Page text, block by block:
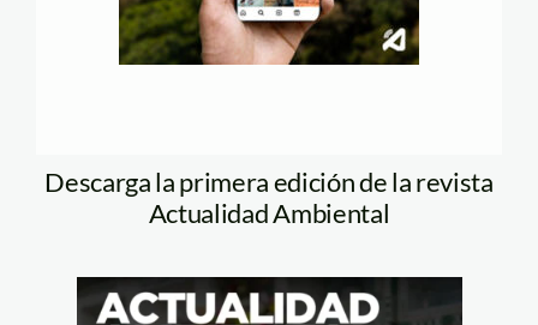
Descarga la primera edición de la revista
Actualidad Ambiental